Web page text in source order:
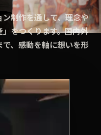
制作を通して、理念や
をつくります。国内外
、感動を軸に想いを形